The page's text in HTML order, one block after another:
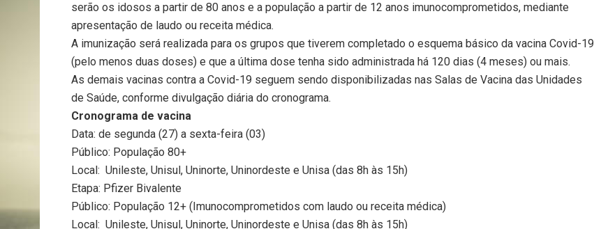
serão os idosos a partir de 80 anos e a população a partir de 12 anos imunocomprometidos, mediante
apresentação de laudo ou receita médica.
A imunização será realizada para os grupos que tiverem completado o esquema básico da vacina Covid-19
(pelo menos duas doses) e que a última dose tenha sido administrada há 120 dias (4 meses) ou mais.
As demais vacinas contra a Covid-19 seguem sendo disponibilizadas nas Salas de Vacina das Unidades
de Saúde, conforme divulgação diária do cronograma.
Cronograma de vacina
Data: de segunda (27) a sexta-feira (03)
Público: População 80+
Local: Unileste, Unisul, Uninorte, Uninordeste e Unisa (das 8h às 15h)
Etapa: Pfizer Bivalente
Público: População 12+ (Imunocomprometidos com laudo ou receita médica)
Local: Unileste, Unisul, Uninorte, Uninordeste e Unisa (das 8h às 15h)